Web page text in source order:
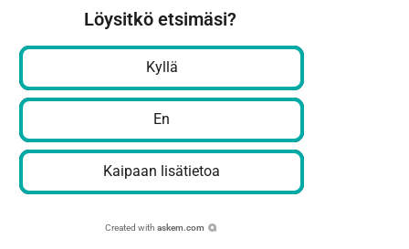
Löysitkö etsimäsi?
Kyllä
En
Kaipaan lisätietoa
Created with askem.com